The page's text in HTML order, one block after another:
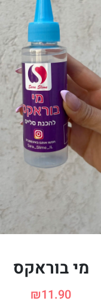
מי בוראקס
₪11.90